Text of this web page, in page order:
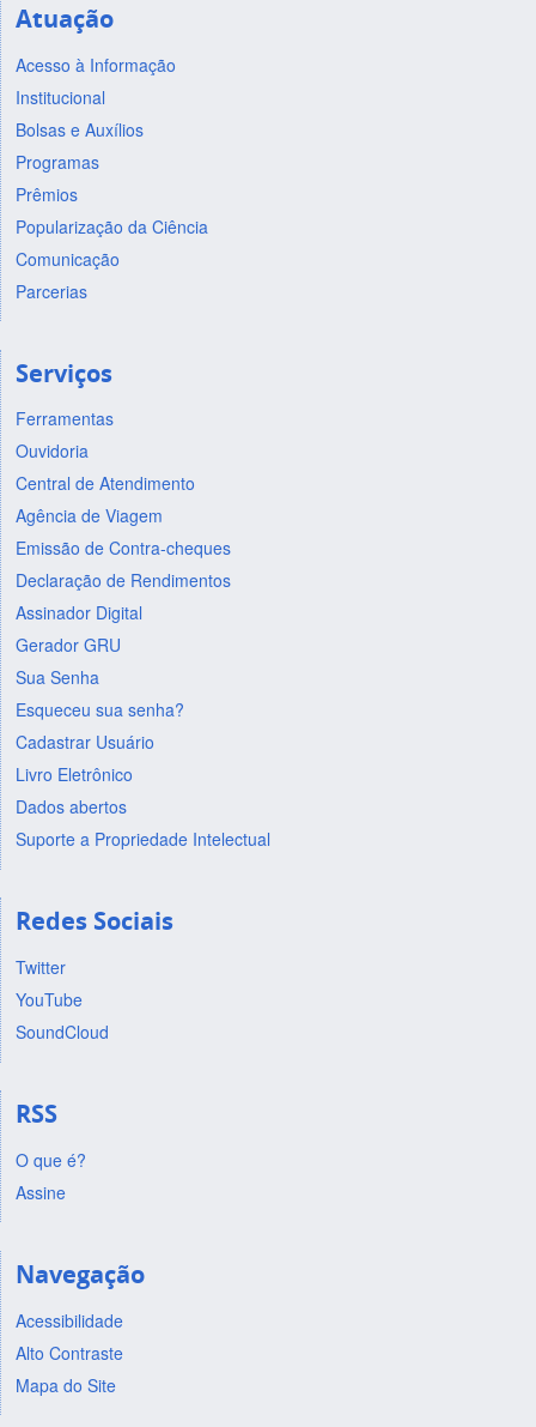
Atuação
Acesso à Informação
Institucional
Bolsas e Auxílios
Programas
Prêmios
Popularização da Ciência
Comunicação
Parcerias
Serviços
Ferramentas
Ouvidoria
Central de Atendimento
Agência de Viagem
Emissão de Contra-cheques
Declaração de Rendimentos
Assinador Digital
Gerador GRU
Sua Senha
Esqueceu sua senha?
Cadastrar Usuário
Livro Eletrônico
Dados abertos
Suporte a Propriedade Intelectual
Redes Sociais
Twitter
YouTube
SoundCloud
RSS
O que é?
Assine
Navegação
Acessibilidade
Alto Contraste
Mapa do Site